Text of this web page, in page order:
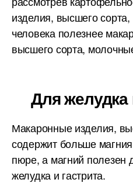
изделия, высшего
человека полезнее
высшего сорта,
Для желудка
Макаронные изделия,
содержит больше
пюре, а магний полезен
желудка и гастрита.